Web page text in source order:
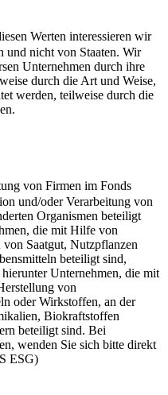
Werten interessieren wir
und nicht von Staaten. Wir
Unternehmen durch ihre
durch die Art und Weise,
werden, teilweise durch die
von Firmen im Fonds
und/oder Verarbeitung von
Organismen beteiligt
die mit Hilfe von
Saatgut, Nutzpflanzen
beteiligt sind,
Unternehmen, die mit
von
oder Wirkstoffen, an der
Biokraftstoffen
beteiligt sind. Bei
wenden Sie sich bitte direkt
ESG)